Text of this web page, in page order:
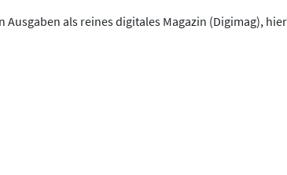
als reines digitales Magazin (Digimag),